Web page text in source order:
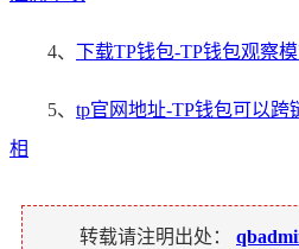
4、 下载TP钱包-TP钱包观察
5、 tp官网地址-TP钱包可以
相
转载请注明出处：